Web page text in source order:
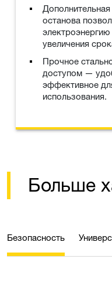
останова
увеличения
Прочное
доступом —
эффективное
использования.
Больше
Безопасность